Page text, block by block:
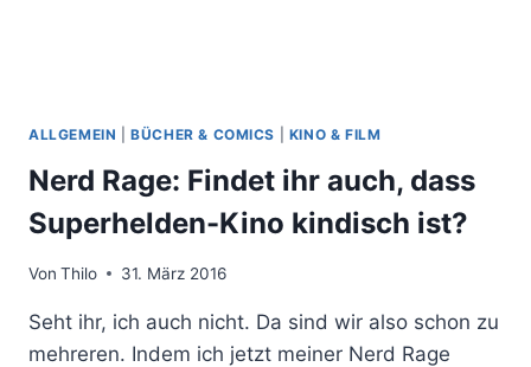
ALLGEMEIN |BÜCHER & COMICS KINO & FILM
Nerd Rage: Findet ihr auch, dass
Superhelden-Kino kindisch ist?
Von Thilo 31. März 2016
Seht ihr, ich auch nicht. Da sind wir also schon zu
mehreren. Indem ich jetzt meiner Nerd Rage